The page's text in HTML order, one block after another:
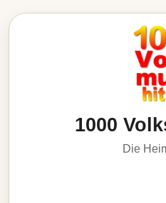
1000
Die